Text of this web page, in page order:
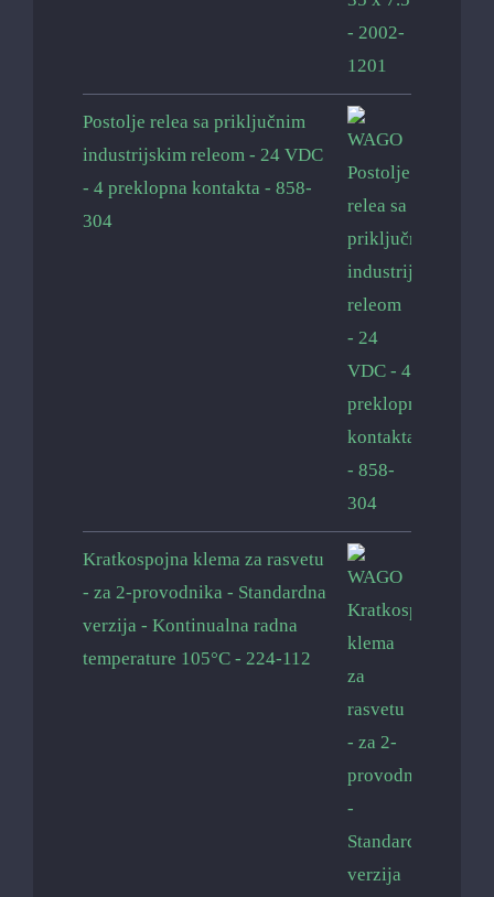
Postolje relea sa priključnim
industrijskim releom - 24 VDC
- 4 preklopna kontakta - 858-
304
Kratkospojna klema za rasvetu
- za 2-provodnika - Standardna
verzija - Kontinualna radna
temperature 105°C - 224-112